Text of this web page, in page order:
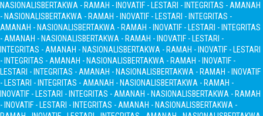
NASIONALISBERTAKWA - RAMAH - INOVATIF - LESTARI - INTEGRITAS - AMANAH
- NASIONALISBERTAKWA - RAMAH - INOVATIF - LESTARI - INTEGRITAS -
AMANAH - NASIONALISBERTAKWA - RAMAH - INOVATIF - LESTARI - INTEGRITAS
- AMANAH - NASIONALISBERTAKWA - RAMAH - INOVATIF - LESTARI -
INTEGRITAS - AMANAH - NASIONALISBERTAKWA - RAMAH - INOVATIF - LESTARI
- INTEGRITAS - AMANAH - NASIONALISBERTAKWA - RAMAH - INOVATIF -
LESTARI - INTEGRITAS - AMANAH - NASIONALISBERTAKWA - RAMAH - INOVATIF
- LESTARI - INTEGRITAS - AMANAH - NASIONALISBERTAKWA - RAMAH -
INOVATIF - LESTARI - INTEGRITAS - AMANAH - NASIONALISBERTAKWA - RAMAH
- INOVATIF - LESTARI - INTEGRITAS - AMANAH - NASIONALISBERTAKWA -